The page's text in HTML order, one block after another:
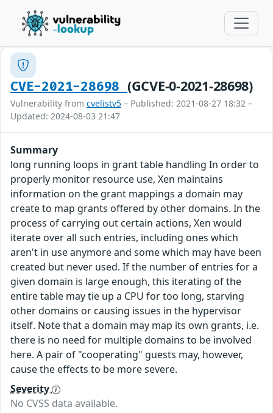
CVE-2021-28698 (GCVE-0-2021-28698)
Vulnerability from cvelistv5 – Published: 2021-08-27 18:32 –
Updated: 2024-08-03 21:47
Summary
long running loops in grant table handling In order to
properly monitor resource use, Xen maintains
information on the grant mappings a domain may
create to map grants offered by other domains. In the
process of carrying out certain actions, Xen would
iterate over all such entries, including ones which
aren't in use anymore and some which may have been
created but never used. If the number of entries for a
given domain is large enough, this iterating of the
entire table may tie up a CPU for too long, starving
other domains or causing issues in the hypervisor
itself. Note that a domain may map its own grants, i.e.
there is no need for multiple domains to be involved
here. A pair of "cooperating" guests may, however,
cause the effects to be more severe.
Severity
No CVSS data available.